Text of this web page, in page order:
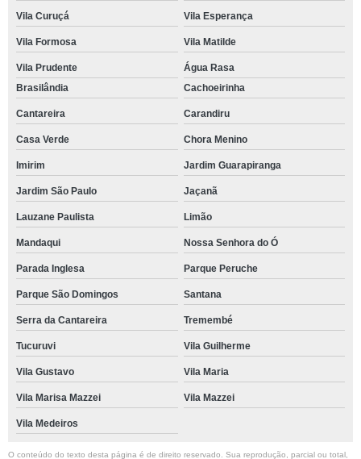
Vila Curuçá Vila Esperança
Vila Formosa Vila Matilde
Vila Prudente
Água Rasa
Brasilândia
Cachoeirinha
Cantareira Carandiru
Casa Verde Chora Menino
Imirim Jardim Guarapiranga
Jardim São Paulo Jaçanã
Lauzane Paulista Limão
Mandaqui Nossa Senhora do Ó
Parada Inglesa Parque Peruche
Parque São Domingos Santana
Serra da Cantareira Tremembé
Tucuruvi Vila Guilherme
Vila Gustavo Vila Maria
Vila Marisa Mazzei Vila Mazzei
Vila Medeiros
O conteúdo do texto desta página é de direito reservado. Sua reprodução, parcial ou total,